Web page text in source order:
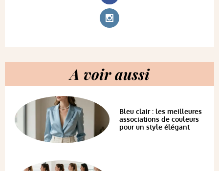
A voir aussi
Bleu clair : les meilleures
associations de couleurs
pour un style élégant